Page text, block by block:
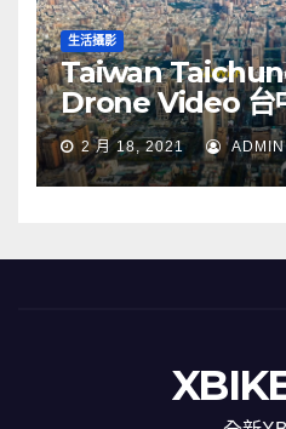
生活攝影
Taiwan
Drone Video 台
2 月 18, 2021 ADMIN